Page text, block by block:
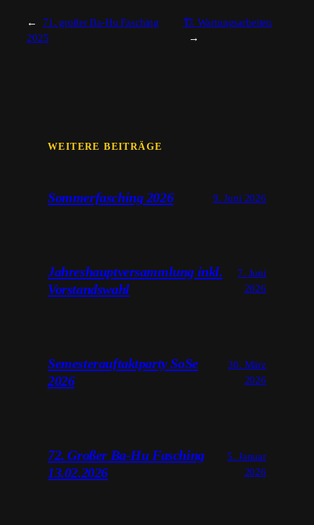
←
71. großer Ba-Hu Fasching
2025
🏗️ Wartungsarbeiten
→
WEITERE BEITRÄGE
Sommerfasching 2026 9. Juni 2026
Jahreshauptversammlung inkl.
Vorstandswahl
7. Juni
2026
Semesterauftaktparty SoSe
2026
30. März
2026
72. Großer Ba-Hu Fasching
13.02.2026
5. Januar
2026